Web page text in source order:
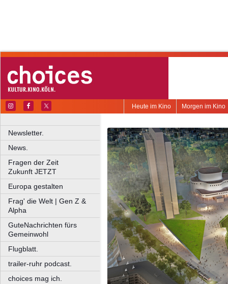
Morgen im Kino
Heute im Kino
Newsletter.
News.
Fragen der Zeit
Zukunft JETZT
Europa gestalten
Frag' die Welt | Gen Z &
Alpha
GuteNachrichten fürs
Gemeinwohl
Flugblatt.
trailer-ruhr podcast.
choices mag ich.